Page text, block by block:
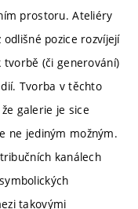
prostoru. Ateliéry
pozice rozvíjejí
(či generování)
Tvorba v těchto
galerie je sice
ne jediným možným.
kanálech
takovými